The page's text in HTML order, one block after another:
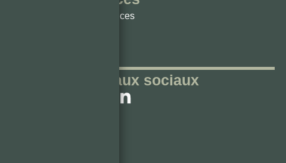
Nos Services
Réseaux sociaux